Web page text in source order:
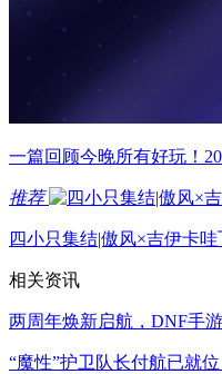
一篇回顾今晚所有好玩！
推荐
四小只集结|傲风×吉伊卡
相关资讯
两周年焕新启航，DNF手
“魔性”护卫队长付航已就